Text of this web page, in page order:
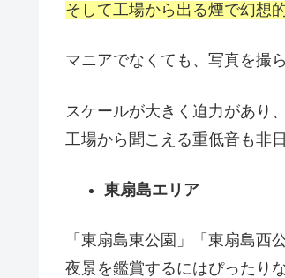
そして工場から出る煙で幻想
マニアでなくても、写真を撮
スケールが大きく迫力があり、
工場から聞こえる重低音も非
東扇島エリア
「東扇島東公園」「東扇島西
夜景を鑑賞するにはぴったり